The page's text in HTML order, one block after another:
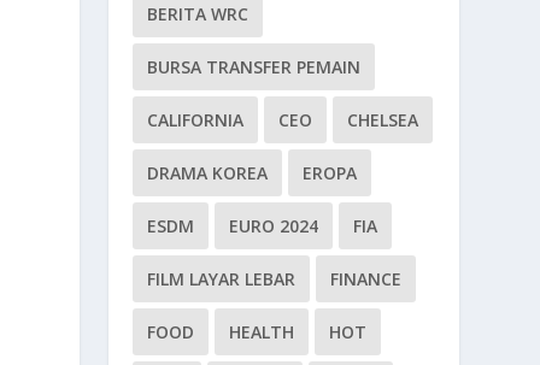
BERITA WRC
BURSA TRANSFER PEMAIN
CALIFORNIA CEO CHELSEA
DRAMA KOREA EROPA
ESDM EURO 2024 FIA
FILM LAYAR LEBAR FINANCE
FOOD HEALTH HOT